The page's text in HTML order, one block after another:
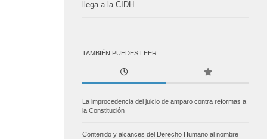
llega a la CIDH
TAMBIÉN PUEDES LEER…
La improcedencia del juicio de amparo contra reformas a
la Constitución
Contenido y alcances del Derecho Humano al nombre